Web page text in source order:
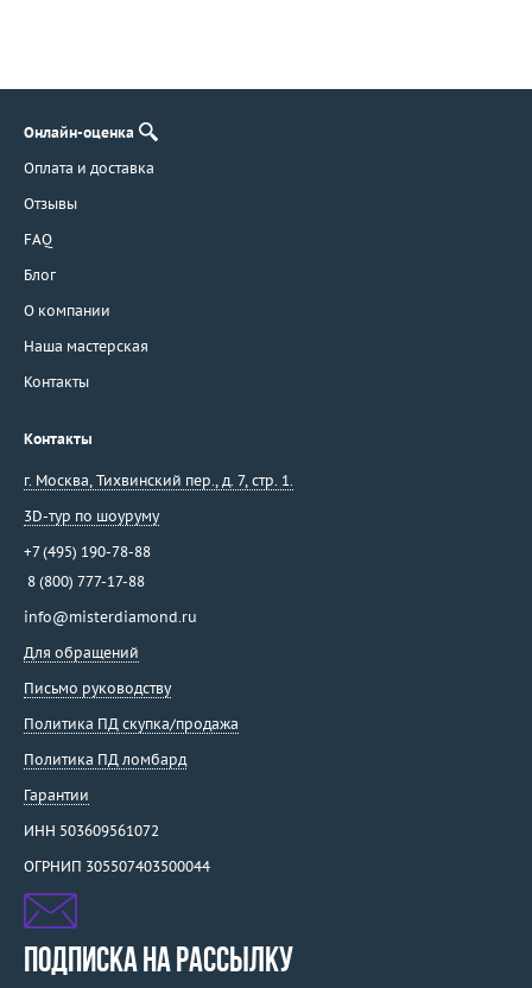
Онлайн-оценка
Оплата и доставка
Отзывы
FAQ
Блог
О компании
Наша мастерская
Контакты
Контакты
г. Москва, Тихвинский пер., д. 7, стр. 1.
3D-тур по шоуруму
+7 (495) 190-78-88
8 (800) 777-17-88
info@misterdiamond.ru
Для обращений
Письмо руководству
Политика ПД скупка/продажа
Политика ПД ломбард
Гарантии
ИНН 503609561072
ОГРНИП 305507403500044
ПОДПИСКА НА РАССЫЛКУ